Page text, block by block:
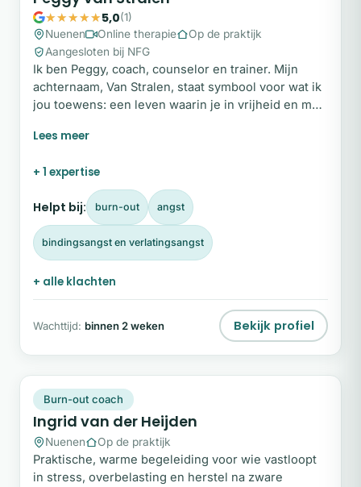
5,0(1)
Nuenen
Online therapie
Op de praktijk
Aangesloten bij NFG
Ik ben Peggy, coach, counselor en trainer. Mijn
achternaam, Van Stralen, staat symbool voor wat ik
jou toewens: een leven waarin je in vrijheid en met
begeleid ik mensen die vastlopen in patronen of
werken, maar door te leren accepteren wie je nu
bent, inclusief je imperfecties.
+ 1 expertise
Helpt bij: burn-out angst
bindingsangst en verlatingsangst
+ alle klachten
Wachttijd: binnen 2 weken Bekijk profiel
Plek beschikbaar
Burn-out coach
Ingrid van der Heijden
Nuenen Op de praktijk
Praktische, warme begeleiding voor wie vastloopt
in stress, overbelasting en herstel na zware